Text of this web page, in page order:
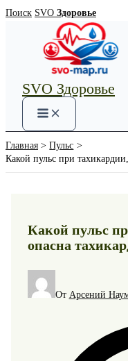
Перейти
содержимому
Поиск SVO Здоровье
SVO Здоровье
Main
Menu
Главная
Пульс
Какой пульс при
Какой пульс
опасна
От Арсений